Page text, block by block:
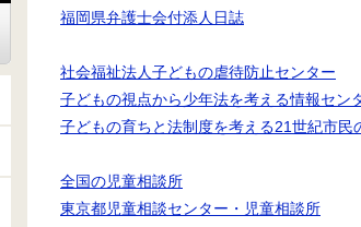
福岡県弁護士会付添人日誌
社会福祉法人子どもの虐待防止センター
子どもの視点から少年法を考える情報セン
子どもの育ちと法制度を考える21世紀市民
全国の児童相談所
東京都児童相談センター・児童相談所